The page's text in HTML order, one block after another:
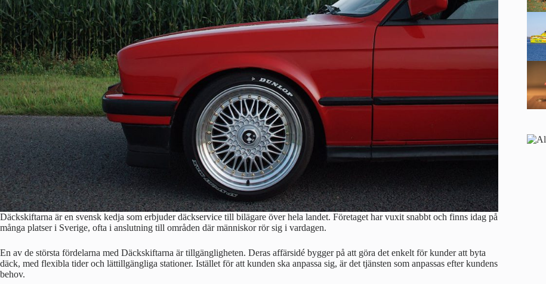
Däckskiftarna är en svensk kedja som erbjuder däckservice till bilägare över hela landet. Företaget har vuxit snabbt och finns idag på
många platser i Sverige, ofta i anslutning till områden där människor rör sig i vardagen.
En av de största fördelarna med Däckskiftarna är tillgängligheten. Deras affärsidé bygger på att göra det enkelt för kunder att byta
däck, med flexibla tider och lättillgängliga stationer. Istället för att kunden ska anpassa sig, är det tjänsten som anpassas efter kundens
behov.